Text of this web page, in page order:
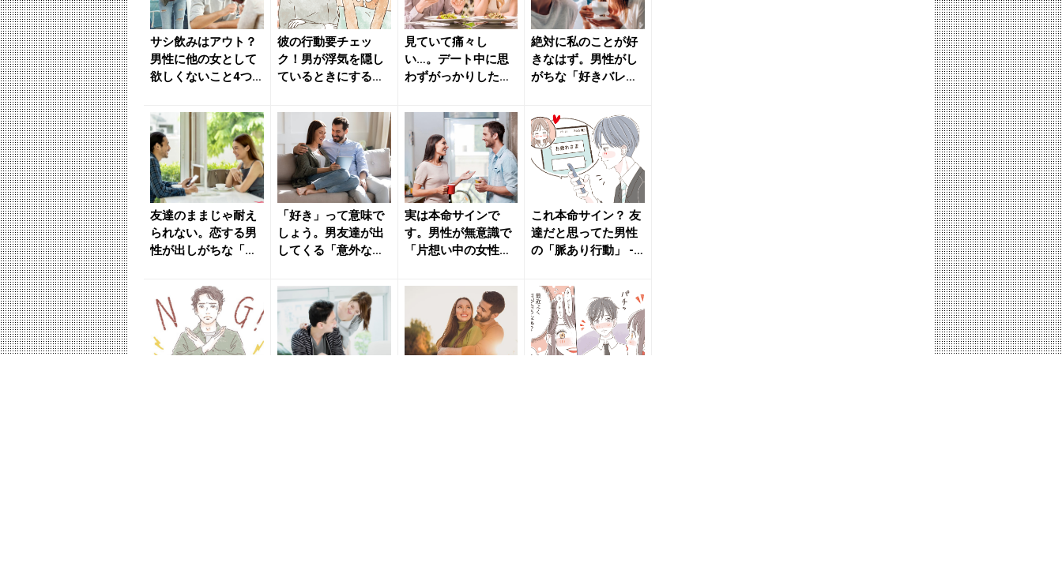
サシ飲みはアウト？
男性に他の女として
欲しくないこと4つ -
b...
彼の行動要チェッ
ク！男が浮気を隠し
ているときにする行
ニュー...
見ていて痛々し
い…。デート中に思
わずがっかりした
きれいの...
絶対に私のことが好
きなはず。男性がし
がちな「好きバレ行
ース...
友達のままじゃ耐え
られない。恋する男
性が出しがちな「本
「好き」って意味で
しょう。男友達が出
してくる「意外な本
のニ...
実は本命サインで
す。男性が無意識で
「片想い中の女性」
のニュ...
これ本命サイン？ 友
達だと思ってた男性
の「脈あり行動」 -
b...